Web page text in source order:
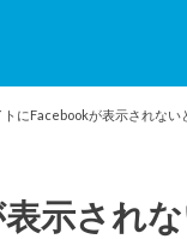
にFacebookが表示されない
示され